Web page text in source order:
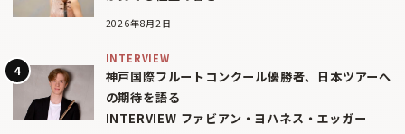
2026年8月2日
INTERVIEW
神戸国際フルートコンクール優勝者、日本ツアーへ
の期待を語る
INTERVIEW ファビアン・ヨハネス・エッガー